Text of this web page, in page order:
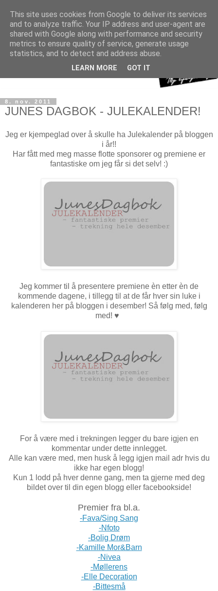
8. nov. 2011
JUNES DAGBOK - JULEKALENDER!
Jeg er kjempeglad over å skulle ha Julekalender på bloggen
i år!!
Har fått med meg masse flotte sponsorer og premiene er
fantastiske om jeg får si det selv! :)
Jeg kommer til å presentere premiene èn etter èn de
kommende dagene, i tillegg til at de får hver sin luke i
kalenderen her på bloggen i desember! Så følg med, følg
med! ♥
For å være med i trekningen legger du bare igjen en
kommentar under dette innlegget.
Alle kan være med, men husk å legg igjen mail adr hvis du
ikke har egen blogg!
Kun 1 lodd på hver denne gang, men ta gjerne med deg
bildet over til din egen blogg eller facebookside!
Premier fra bl.a.
-Fava/Sing Sang
-Nfoto
-Bolig Drøm
-Kamille Mor&Barn
-Nivea
-Møllerens
-Elle Decoration
-Bittesmå
This site uses cookies from Google to deliver its services
and to analyze traffic. Your IP address and user-agent are
shared with Google along with performance and security
metrics to ensure quality of service, generate usage
statistics, and to detect and address abuse.
LEARN MORE GOT IT